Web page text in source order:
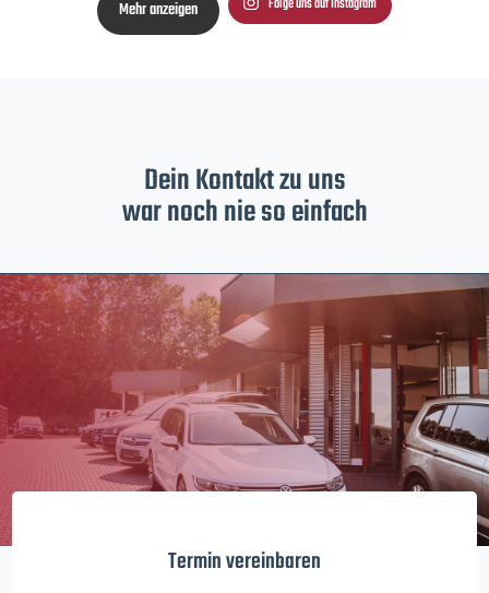
Mehr anzeigen Folge uns auf Instagram
Dein Kontakt zu uns
war noch nie so einfach
Termin vereinbaren